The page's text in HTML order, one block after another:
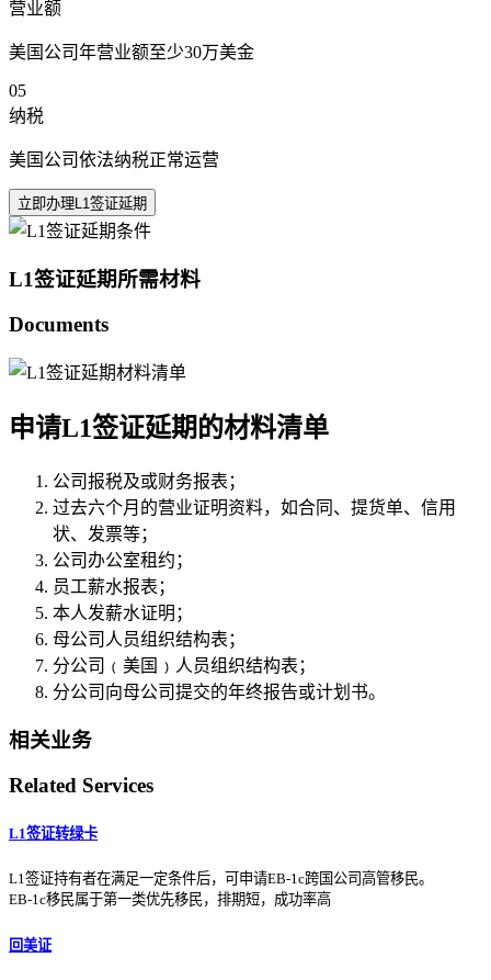
营业额
美国公司年营业额至少30万美金
05
纳税
美国公司依法纳税正常运营
立即办理L1签证延期
L1签证延期所需材料
Documents
申请L1签证延期的材料清单
公司报税及或财务报表；
过去六个月的营业证明资料，如合同、提货单、信用
状、发票等；
公司办公室租约；
员工薪水报表；
本人发薪水证明；
母公司人员组织结构表；
分公司﹙美国﹚人员组织结构表；
分公司向母公司提交的年终报告或计划书。
相关业务
Related Services
L1签证转绿卡
L1签证持有者在满足一定条件后，可申请EB-1c跨国公司高管移民。
EB-1c移民属于第一类优先移民，排期短，成功率高
回美证